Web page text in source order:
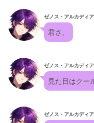
ゼノス・アルカディア
君さ、
ゼノス・アルカディア
見た目はクー
ゼノス・アルカディア